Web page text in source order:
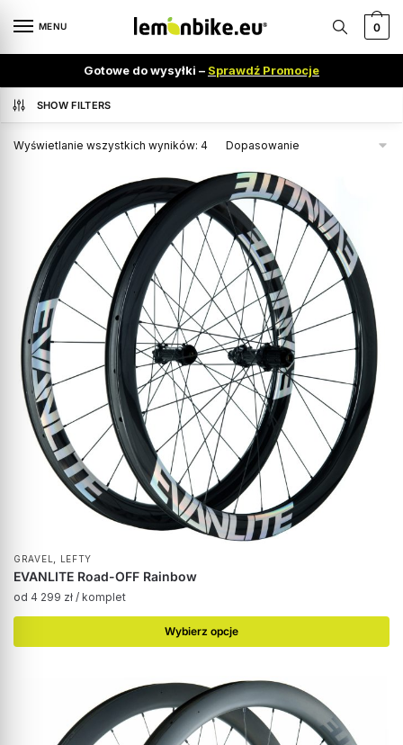
MENU 0
Gotowe do wysyłki – Sprawdź Promocje
SHOW FILTERS
Wyświetlanie wszystkich wyników: 4
GRAVEL LEFTY
EVANLITE Road-OFF Rainbow
od 4 299 zł / komplet
Wybierz opcje